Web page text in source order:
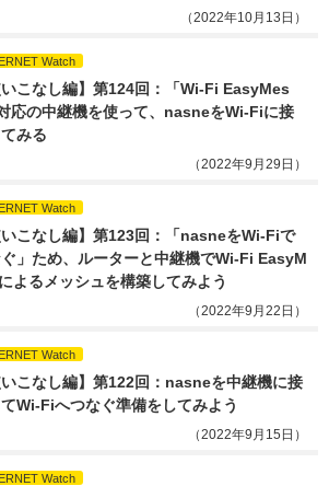
（2022年10月13日）
Watch
いこなし編】第124回：「Wi-Fi EasyMes
応の中継機を使って、nasneをWi-Fiに接
みる
（2022年9月29日）
Watch
いこなし編】第123回：「nasneをWi-Fiで
」ため、ルーターと中継機でWi-Fi EasyM
よるメッシュを構築してみよう
（2022年9月22日）
Watch
いこなし編】第122回：nasneを中継機に接
Wi-Fiへつなぐ準備をしてみよう
（2022年9月15日）
Watch